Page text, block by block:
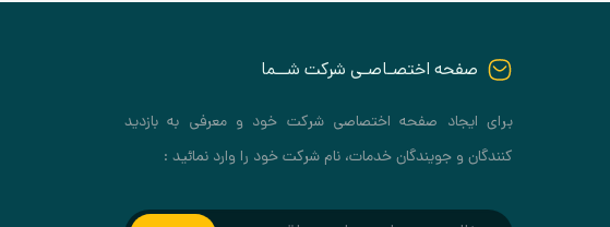
صفحه اختصـاصـی شرکت شــما
برای ایجاد صفحه اختصاصی شرکت خود و معرفی به بازدید
کنندگان و جویندگان خدمات، نام شرکت خود را وارد نمائید :